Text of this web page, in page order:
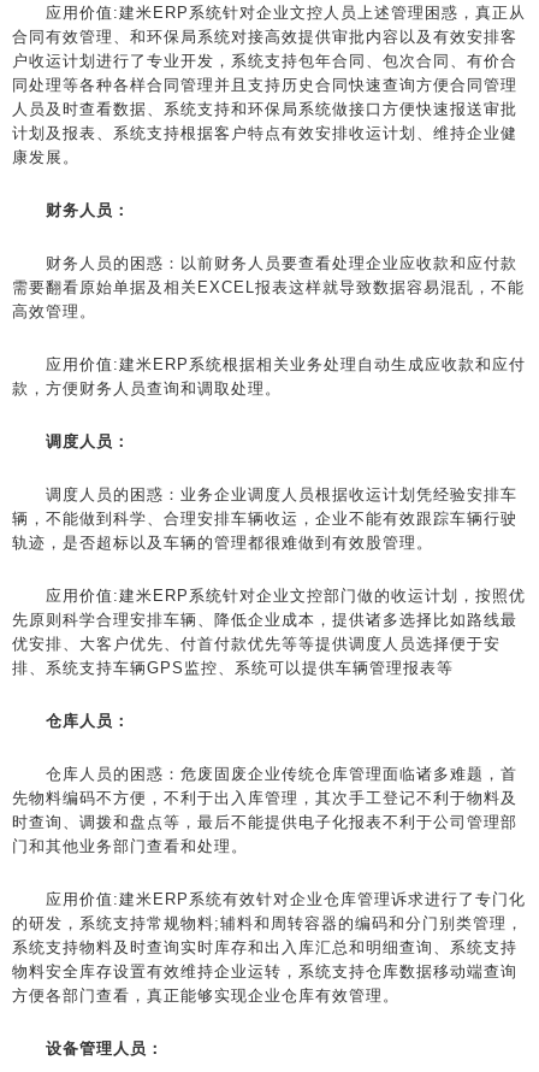
应用价值:建米ERP系统针对企业文控人员上述管理困惑，真正从
合同有效管理、和环保局系统对接高效提供审批内容以及有效安排客
户收运计划进行了专业开发，系统支持包年合同、包次合同、有价合
同处理等各种各样合同管理并且支持历史合同快速查询方便合同管理
人员及时查看数据、系统支持和环保局系统做接口方便快速报送审批
计划及报表、系统支持根据客户特点有效安排收运计划、维持企业健
康发展。
财务人员：
财务人员的困惑：以前财务人员要查看处理企业应收款和应付款
需要翻看原始单据及相关EXCEL报表这样就导致数据容易混乱，不能
高效管理。
应用价值:建米ERP系统根据相关业务处理自动生成应收款和应付
款，方便财务人员查询和调取处理。
调度人员：
调度人员的困惑：业务企业调度人员根据收运计划凭经验安排车
辆，不能做到科学、合理安排车辆收运，企业不能有效跟踪车辆行驶
轨迹，是否超标以及车辆的管理都很难做到有效股管理。
应用价值:建米ERP系统针对企业文控部门做的收运计划，按照优
先原则科学合理安排车辆、降低企业成本，提供诸多选择比如路线最
优安排、大客户优先、付首付款优先等等提供调度人员选择便于安
排、系统支持车辆GPS监控、系统可以提供车辆管理报表等
仓库人员：
仓库人员的困惑：危废固废企业传统仓库管理面临诸多难题，首
先物料编码不方便，不利于出入库管理，其次手工登记不利于物料及
时查询、调拨和盘点等，最后不能提供电子化报表不利于公司管理部
门和其他业务部门查看和处理。
应用价值:建米ERP系统有效针对企业仓库管理诉求进行了专门化
的研发，系统支持常规物料;辅料和周转容器的编码和分门别类管理，
系统支持物料及时查询实时库存和出入库汇总和明细查询、系统支持
物料安全库存设置有效维持企业运转，系统支持仓库数据移动端查询
方便各部门查看，真正能够实现企业仓库有效管理。
设备管理人员：